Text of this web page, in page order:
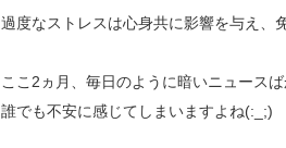
過度なストレスは心身共に影響を与え、
ここ2ヵ月、毎日のように暗いニュース
誰でも不安に感じてしまいますよね(:_;)